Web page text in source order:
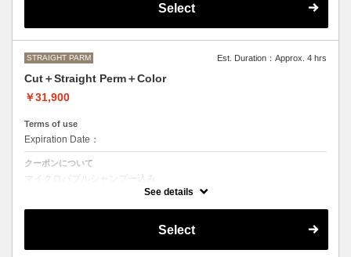
●髪の長さにより別途ロング料金を頂戴いたします。
Select
STRAIGHT PARM Est. Duration：Approx. 4 hrs
Cut＋Straight Perm＋Color
￥31,900
Terms of use
Expiration Date：
クーポンについて
マイクロバブルシャンプー込み
カット＋ストレートパーマ、縮毛矯正、ボリュームダウン＋デザインな
で、ご来店いただいた際にご相談させて頂きます。
●カラーリング、ストレートパーマは髪の長さにより別途ロング料金を
See details
Select